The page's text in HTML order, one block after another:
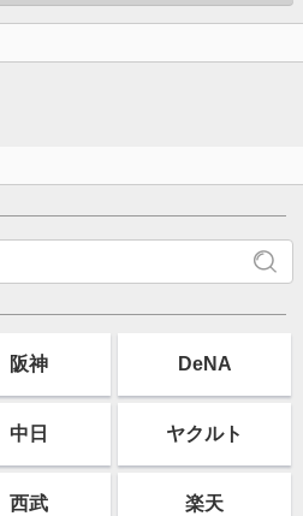
阪神 DeNA
中日 ヤクルト
西武 楽天